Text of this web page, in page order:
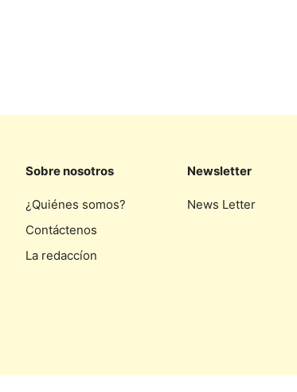
Sobre nosotros
¿Quiénes somos?
Contáctenos
La redaccíon
Newsletter
News Letter